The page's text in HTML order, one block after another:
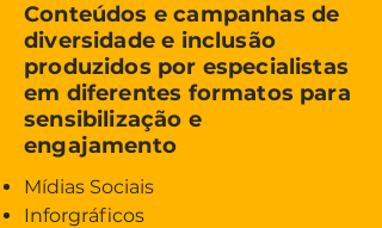
Conteúdos e campanhas de
diversidade e inclusão
produzidos por especialistas
em diferentes formatos para
sensibilização e
engajamento
Mídias Sociais
Inforgráficos